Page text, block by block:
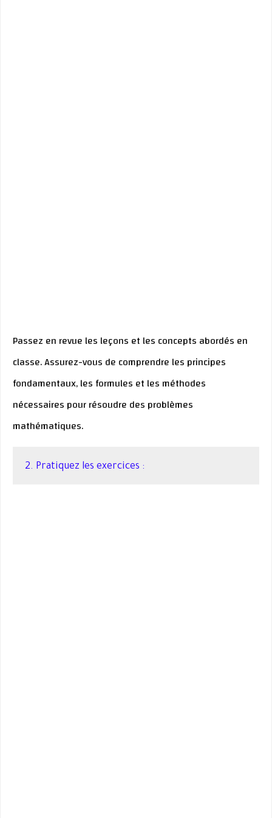
Passez en revue les leçons et les concepts abordés en
classe. Assurez-vous de comprendre les principes
fondamentaux, les formules et les méthodes
nécessaires pour résoudre des problèmes
mathématiques.
2. Pratiquez les exercices :